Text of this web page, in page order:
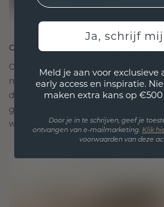
ONTWORPEN VOOR VERBINDING
Onze ontwerpfilosofie is
met elk stuk ontworpen om de
doorstaan. Het wordt jouw
gekoesterde momenten,
worden gedragen en
Ja, schrijf
Meld je aan voor exclusieve
early access en inspiratie.
maken extra kans op
Door je in te schrijven, geef je
ontvangen van e-mailmarketing. Klik
voorwaarden van deze